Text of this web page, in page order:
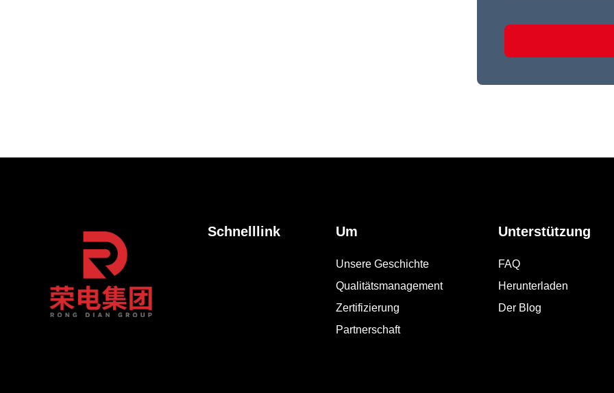
Schnelllink Um
Unsere Geschichte
Qualitätsmanagement
Zertifizierung
Partnerschaft
Unterstützung
FAQ
Herunterladen
Der Blog